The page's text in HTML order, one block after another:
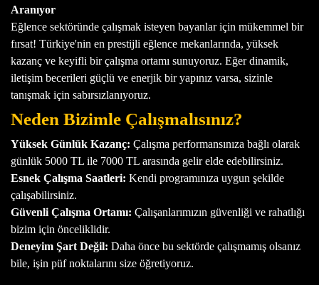
Aranıyor
Eğlence sektöründe çalışmak isteyen bayanlar için mükemmel bir
fırsat! Türkiye'nin en prestijli eğlence mekanlarında, yüksek
kazanç ve keyifli bir çalışma ortamı sunuyoruz. Eğer dinamik,
iletişim becerileri güçlü ve enerjik bir yapınız varsa, sizinle
tanışmak için sabırsızlanıyoruz.
Neden Bizimle Çalışmalısınız?
Yüksek Günlük Kazanç: Çalışma performansınıza bağlı olarak
günlük 5000 TL ile 7000 TL arasında gelir elde edebilirsiniz.
Esnek Çalışma Saatleri: Kendi programınıza uygun şekilde
çalışabilirsiniz.
Güvenli Çalışma Ortamı: Çalışanlarımızın güvenliği ve rahatlığı
bizim için önceliklidir.
Deneyim Şart Değil: Daha önce bu sektörde çalışmamış olsanız
bile, işin püf noktalarını size öğretiyoruz.